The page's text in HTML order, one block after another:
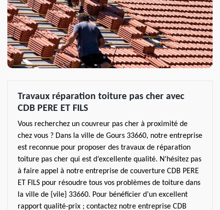
Travaux réparation toiture pas cher avec
CDB PERE ET FILS
Vous recherchez un couvreur pas cher à proximité de
chez vous ? Dans la ville de Gours 33660, notre entreprise
est reconnue pour proposer des travaux de réparation
toiture pas cher qui est d’excellente qualité. N’hésitez pas
à faire appel à notre entreprise de couverture CDB PERE
ET FILS pour résoudre tous vos problèmes de toiture dans
la ville de {vile} 33660. Pour bénéficier d’un excellent
rapport qualité-prix ; contactez notre entreprise CDB